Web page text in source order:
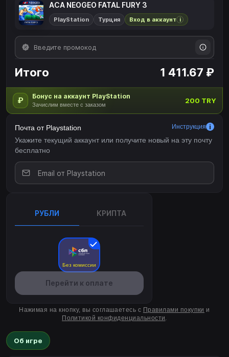
ACA NEOGEO FATAL FURY 3
PlayStation Турция Вход в аккаунт i
Итого 1 411.67 ₽
₽ Бонус на аккаунт PlayStation
Зачислим вместе с заказом
200 TRY
Почта от Playstation
Укажите текущий аккаунт или получите новый на эту почту
бесплатно
Инструкция
РУБЛИ КРИПТА
Без комиссии
Перейти к оплате
Нажимая на кнопку, вы соглашаетесь с Правилами покупки и
Политикой конфиденциальности.
Об игре